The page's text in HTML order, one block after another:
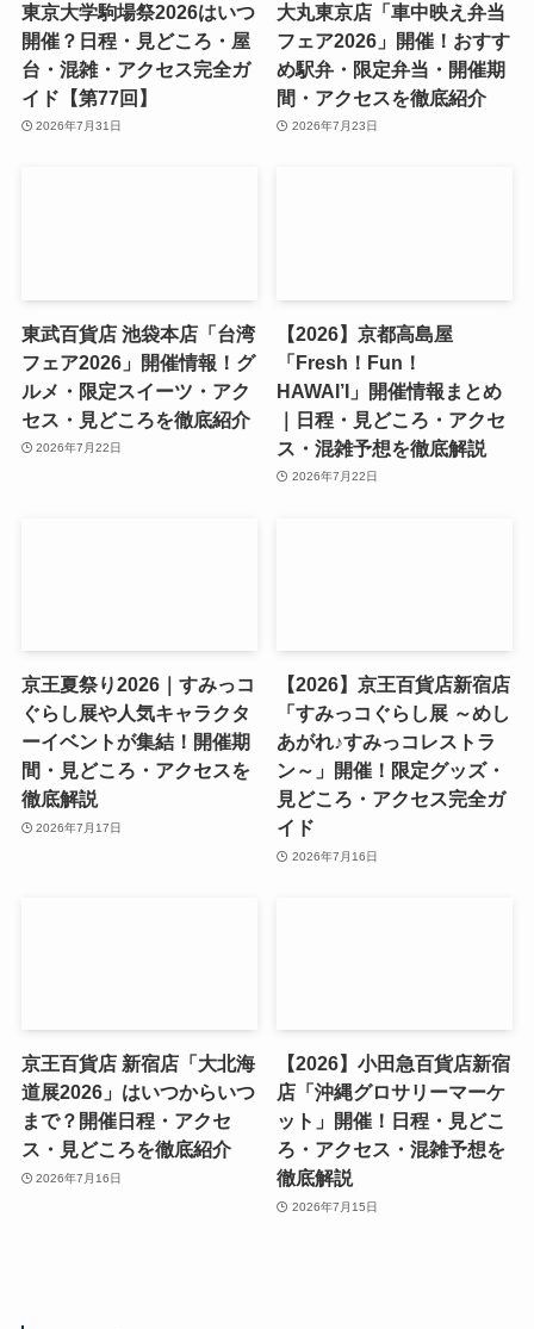
東京大学駒場祭2026はいつ
開催？日程・見どころ・屋
台・混雑・アクセス完全ガ
イド【第77回】
2026年7月31日
大丸東京店「車中映え弁当
フェア2026」開催！おすす
め駅弁・限定弁当・開催期
間・アクセスを徹底紹介
2026年7月23日
東武百貨店 池袋本店「台湾
フェア2026」開催情報！グ
ルメ・限定スイーツ・アク
セス・見どころを徹底紹介
2026年7月22日
【2026】京都高島屋
「Fresh！Fun！
HAWAI’I」開催情報まとめ
｜日程・見どころ・アクセ
ス・混雑予想を徹底解説
2026年7月22日
京王夏祭り2026｜すみっコ
ぐらし展や人気キャラクタ
ーイベントが集結！開催期
間・見どころ・アクセスを
徹底解説
2026年7月17日
【2026】京王百貨店新宿店
「すみっコぐらし展 ～めし
あがれ♪すみっコレストラ
ン～」開催！限定グッズ・
見どころ・アクセス完全ガ
イド
2026年7月16日
京王百貨店 新宿店「大北海
道展2026」はいつからいつ
まで？開催日程・アクセ
ス・見どころを徹底紹介
2026年7月16日
【2026】小田急百貨店新宿
店「沖縄グロサリーマーケ
ット」開催！日程・見どこ
ろ・アクセス・混雑予想を
徹底解説
2026年7月15日